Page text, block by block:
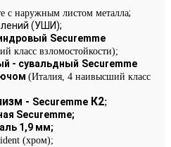
с наружным листом металла;
(УШИ);
Securemme
класс взломостойкости);
- сувальдный Securemme
(Италия, 4 наивысший класс
- Securemme К2;
Securemme;
1,9 мм;
(хром);